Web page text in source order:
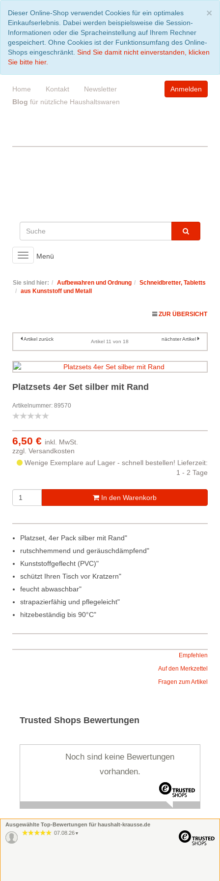
×
Dieser Online-Shop verwendet Cookies für ein optimales
Einkaufserlebnis. Dabei werden beispielsweise die Session-
Informationen oder die Spracheinstellung auf Ihrem Rechner
gespeichert. Ohne Cookies ist der Funktionsumfang des Online-
Shops eingeschränkt. Sind Sie damit nicht einverstanden, klicken
Sie bitte hier.
Home Kontakt
Newsletter
Blog für nützliche Haushaltswaren
Anmelden
Toggle
navigation
Menü
Sie sind hier: Aufbewahren und Ordnung
Schneidbretter, Tabletts
aus Kunststoff und Metall
ZUR ÜBERSICHT
Artikel zurück Artikel 11 von 18 nächster Artikel
Platzsets 4er Set silber mit Rand
Artikelnummer: 89570
6,50 € inkl. MwSt.
zzgl. Versandkosten
Wenige Exemplare auf Lager - schnell bestellen! Lieferzeit:
1 - 2 Tage
In den Warenkorb
Platzset, 4er Pack silber mit Rand"
rutschhemmend und geräuschdämpfend"
Kunststoffgeflecht (PVC)"
schützt Ihren Tisch vor Kratzern"
feucht abwaschbar"
strapazierfähig und pflegeleicht"
hitzebeständig bis 90°C"
Empfehlen
Auf den Merkzettel
Fragen zum Artikel
Trusted Shops Bewertungen
Noch sind keine Bewertungen
vorhanden.
Ausgewählte Top-Bewertungen für haushalt-krausse.de
07.08.26 ▼